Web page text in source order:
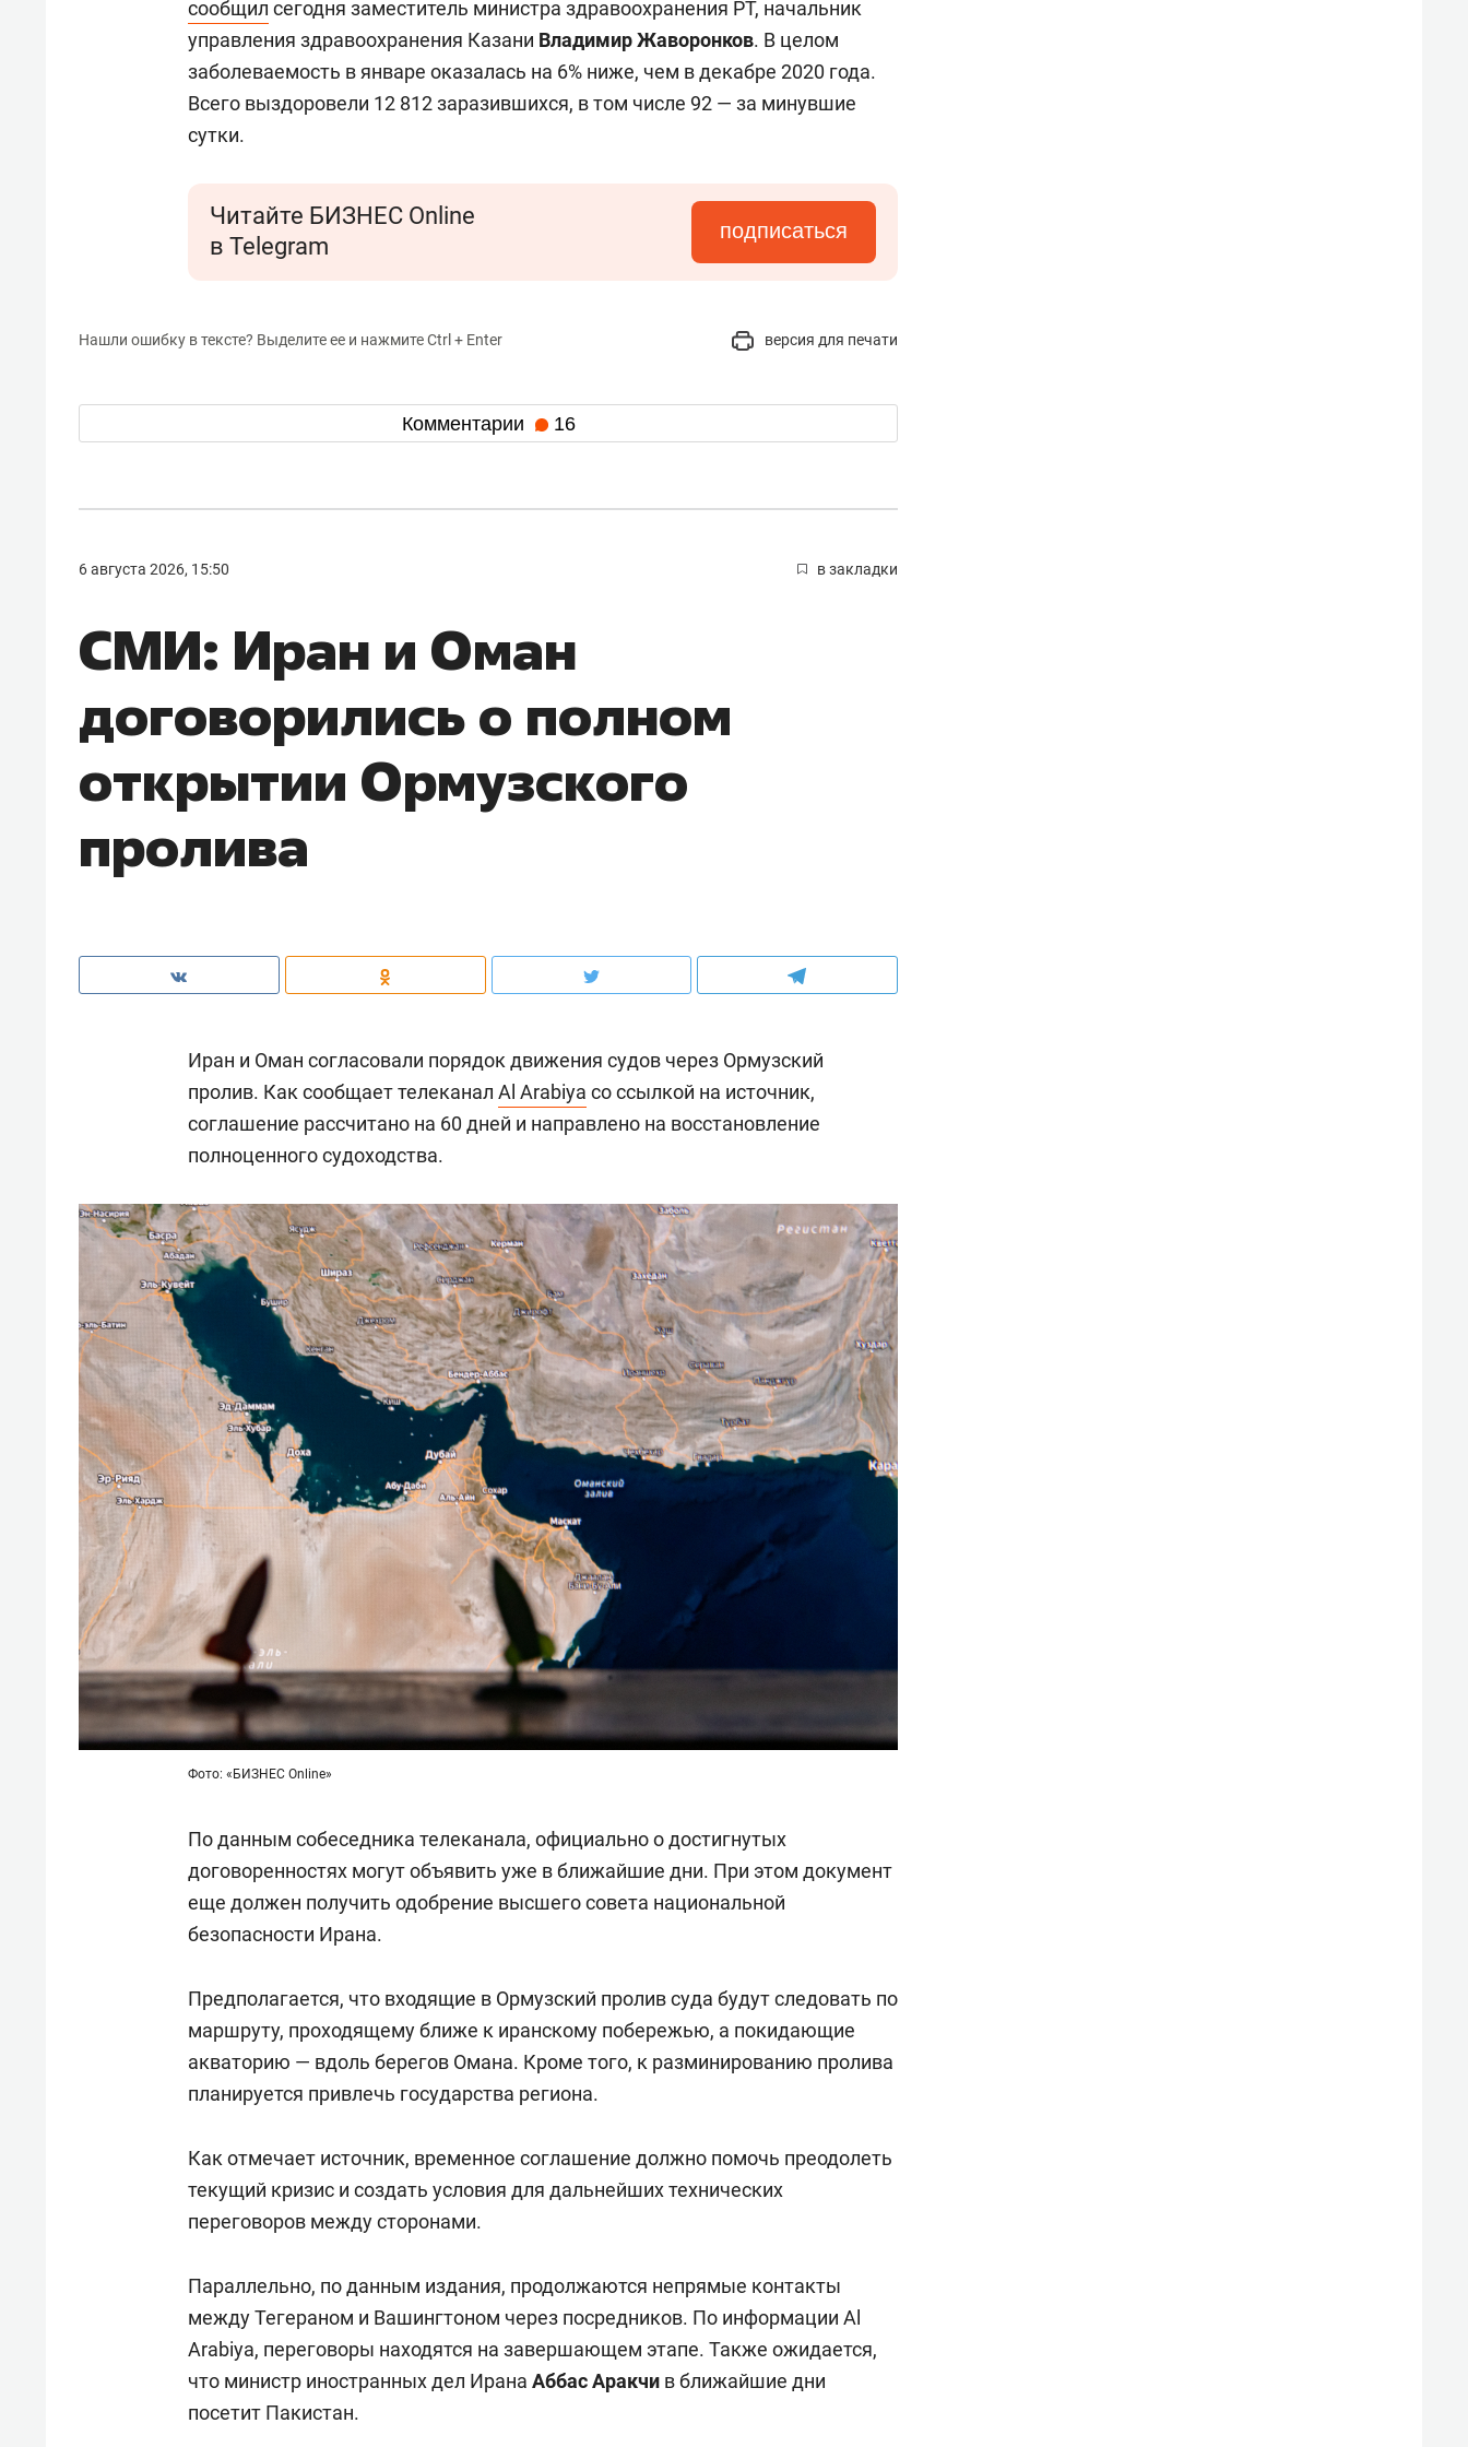
сообщил сегодня заместитель министра здравоохранения РТ, начальник
управления здравоохранения Казани Владимир Жаворонков. В целом
заболеваемость в январе оказалась на 6% ниже, чем в декабре 2020 года.
Всего выздоровели 12 812 заразившихся, в том числе 92 — за минувшие
сутки.
Читайте БИЗНЕС Online
в Telegram
подписаться
Нашли ошибку в тексте? Выделите ее и нажмите Ctrl + Enter версия для печати
Комментарии 16
6 августа 2026, 15:50 в закладки
СМИ: Иран и Оман
договорились о полном
открытии Ормузского
пролива
Иран и Оман согласовали порядок движения судов через Ормузский
пролив. Как сообщает телеканал Al Arabiya со ссылкой на источник,
соглашение рассчитано на 60 дней и направлено на восстановление
полноценного судоходства.
Фото: «БИЗНЕС Online»
По данным собеседника телеканала, официально о достигнутых
договоренностях могут объявить уже в ближайшие дни. При этом документ
еще должен получить одобрение высшего совета национальной
безопасности Ирана.
Предполагается, что входящие в Ормузский пролив суда будут следовать по
маршруту, проходящему ближе к иранскому побережью, а покидающие
акваторию — вдоль берегов Омана. Кроме того, к разминированию пролива
планируется привлечь государства региона.
Как отмечает источник, временное соглашение должно помочь преодолеть
текущий кризис и создать условия для дальнейших технических
переговоров между сторонами.
Параллельно, по данным издания, продолжаются непрямые контакты
между Тегераном и Вашингтоном через посредников. По информации Al
Arabiya, переговоры находятся на завершающем этапе. Также ожидается,
что министр иностранных дел Ирана Аббас Аракчи в ближайшие дни
посетит Пакистан.